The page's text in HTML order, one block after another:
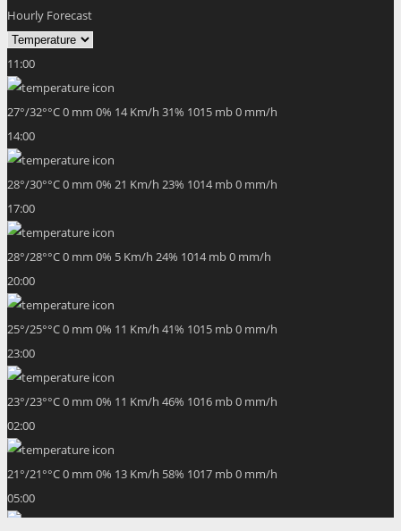
Hourly Forecast
11:00
27°/32°°C0 mm 0% 14 Km/h 31% 1015 mb0 mm/h
14:00
28°/30°°C0 mm 0% 21 Km/h 23% 1014 mb0 mm/h
17:00
28°/28°°C0 mm 0% 5 Km/h 24% 1014 mb0 mm/h
20:00
25°/25°°C0 mm 0% 11 Km/h 41% 1015 mb0 mm/h
23:00
23°/23°°C0 mm 0% 11 Km/h 46% 1016 mb0 mm/h
02:00
21°/21°°C0 mm 0% 13 Km/h 58% 1017 mb0 mm/h
05:00